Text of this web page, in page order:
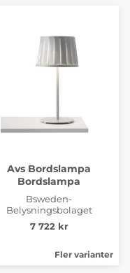
Avs Bordslampa
Bordslampa
Bsweden-
Belysningsbolaget
7 722 kr
Fler varianter